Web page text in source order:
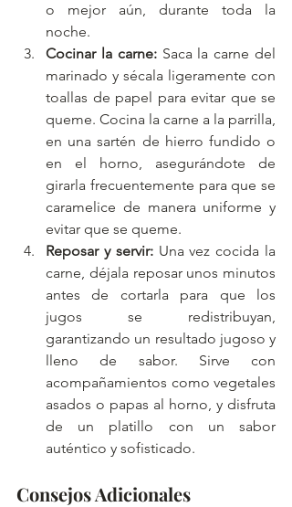
o mejor aún, durante toda la
noche.
Cocinar la carne: Saca la carne del
marinado y sécala ligeramente con
toallas de papel para evitar que se
queme. Cocina la carne a la parrilla,
en una sartén de hierro fundido o
en el horno, asegurándote de
girarla frecuentemente para que se
caramelice de manera uniforme y
evitar que se queme.
Reposar y servir: Una vez cocida la
carne, déjala reposar unos minutos
antes de cortarla para que los
jugos se redistribuyan,
garantizando un resultado jugoso y
lleno de sabor. Sirve con
acompañamientos como vegetales
asados o papas al horno, y disfruta
de un platillo con un sabor
auténtico y sofisticado.
Consejos Adicionales